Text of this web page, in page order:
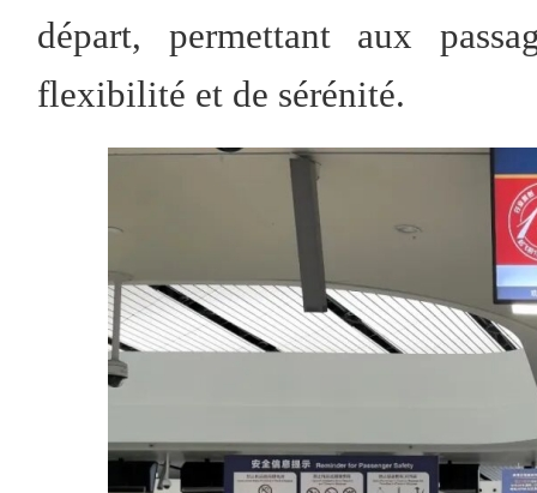
départ, permettant aux
flexibilité et de sérénité.